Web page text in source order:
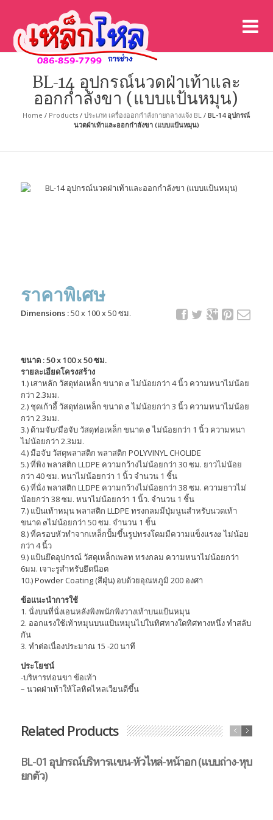
BL-14 อุปกรณ์นวดฝ่าเท้าและ
ออกกำลังขา (แบบแป้นหมุน)
Home / Products /ประเภท เครื่องออกกำลังกายกลางแจ้ง BL /BL-14 อุปกรณ์
นวดฝ่าเท้าและออกกำลังขา (แบบแป้นหมุน)
ราคาพิเศษ
Dimensions :50 x 100 x 50 ซม.
ขนาด : 50 x 100 x 50 ซม.
รายละเอียดโครงสร้าง
1.) เสาหลัก วัสดุท่อเหล็ก ขนาด ø ไม่น้อยกว่า 4 นิ้ว ความหนาไม่น้อย
กว่า 2.3มม.
2.) ชุดเก้าอี้ วัสดุท่อเหล็ก ขนาด ø ไม่น้อยกว่า 3 นิ้ว ความหนาไม่น้อย
กว่า 2.3มม.
3.) ด้ามจับ/มือจับ วัสดุท่อเหล็ก ขนาด ø ไม่น้อยกว่า 1 นิ้ว ความหนา
ไม่น้อยกว่า 2.3มม.
4.) มือจับ วัสดุพลาสติก พลาสติก POLYVINYL CHOLIDE
5.) ที่พิง พลาสติก LLDPE ความกว้างไม่น้อยกว่า 30 ซม. ยาวไม่น้อย
กว่า 40 ซม. หนาไม่น้อยกว่า 1 นิ้ว จำนวน 1 ชิ้น
6.) ที่นั่ง พลาสติก LLDPE ความกว้างไม่น้อยกว่า 38 ซม. ความยาวไม่
น้อยกว่า 38 ซม. หนาไม่น้อยกว่า 1 นิ้ว. จำนวน 1 ชิ้น
7.) แป้นเท้าหมุน พลาสติก LLDPE ทรงกลมมีปุ่มนูนสำหรับนวดเท้า
ขนาด øไม่น้อยกว่า 50 ซม. จำนวน 1 ชิ้น
8.) ที่ครอบหัวทำจากเหล็กปั้มขึ้นรูปทรงโดมมีความแข็งแรงø ไม่น้อย
กว่า 4 นิ้ว
9.) แป้นยึดอุปกรณ์ วัสดุเหล็กเพลท ทรงกลม ความหนาไม่น้อยกว่า
6มม. เจาะรูสำหรับยึดน๊อต
10.) Powder Coating (สีฝุ่น) อบด้วยอุณหภูมิ 200 องศา
ข้อแนะนำการใช้
1. นั่งบนที่นั่งเอนหลังพิงพนักพิงวางเท้าบนแป้นหมุน
2. ออกแรงใช้เท้าหมุนบนแป้นหมุนไปในทิศทางใดทิศทางหนึ่ง ทำสลับ
กัน
3. ทำต่อเนื่องประมาณ 15 -20 นาที
ประโยชน์
-บริหารท่อนขา ข้อเท้า
– นวดฝ่าเท้าให้โลหิตไหลเวียนดีขึ้น
Related Products
BL-01 อุปกรณ์บริหารแขน-หัวไหล่-หน้าอก (แบบถ่าง-หุบ
ยกตัว)